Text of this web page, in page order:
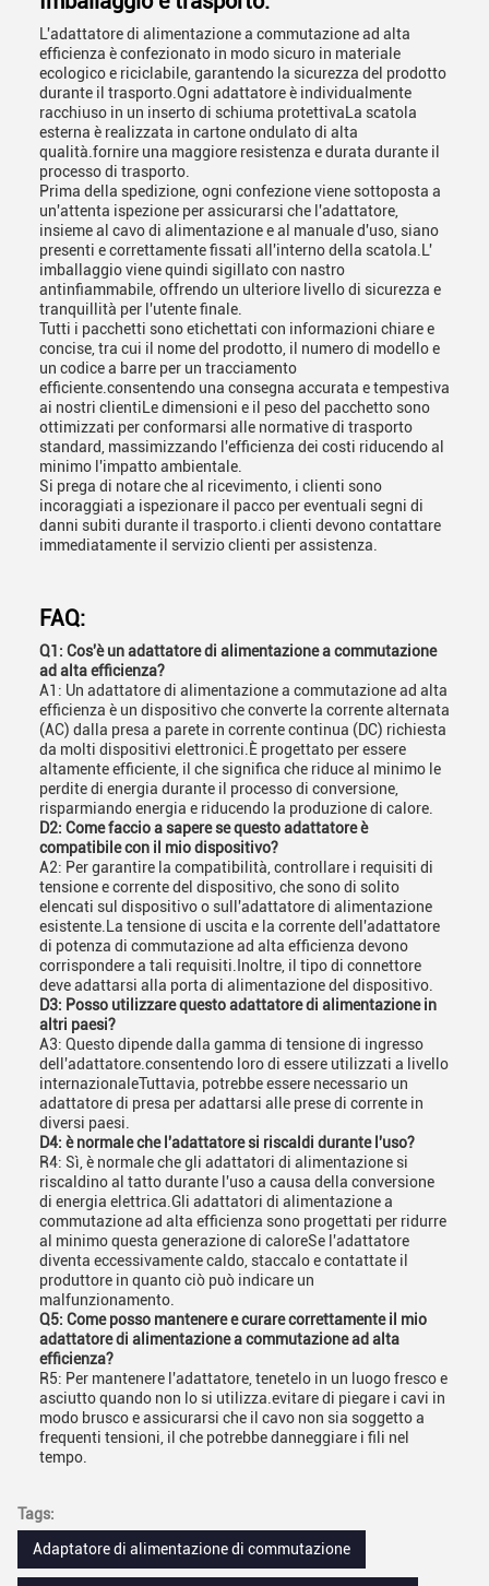
L'adattatore di alimentazione a commutazione ad alta
efficienza è confezionato in modo sicuro in materiale
ecologico e riciclabile, garantendo la sicurezza del prodotto
durante il trasporto.Ogni adattatore è individualmente
racchiuso in un inserto di schiuma protettivaLa scatola
esterna è realizzata in cartone ondulato di alta
qualità.fornire una maggiore resistenza e durata durante il
processo di trasporto.
Prima della spedizione, ogni confezione viene sottoposta a
un'attenta ispezione per assicurarsi che l'adattatore,
insieme al cavo di alimentazione e al manuale d'uso, siano
presenti e correttamente fissati all'interno della scatola.L'
imballaggio viene quindi sigillato con nastro
antinfiammabile, offrendo un ulteriore livello di sicurezza e
tranquillità per l'utente finale.
Tutti i pacchetti sono etichettati con informazioni chiare e
concise, tra cui il nome del prodotto, il numero di modello e
un codice a barre per un tracciamento
efficiente.consentendo una consegna accurata e tempestiva
ai nostri clientiLe dimensioni e il peso del pacchetto sono
ottimizzati per conformarsi alle normative di trasporto
standard, massimizzando l'efficienza dei costi riducendo al
minimo l'impatto ambientale.
Si prega di notare che al ricevimento, i clienti sono
incoraggiati a ispezionare il pacco per eventuali segni di
danni subiti durante il trasporto.i clienti devono contattare
immediatamente il servizio clienti per assistenza.
FAQ:
Q1: Cos'è un adattatore di alimentazione a commutazione
ad alta efficienza?
A1: Un adattatore di alimentazione a commutazione ad alta
efficienza è un dispositivo che converte la corrente alternata
(AC) dalla presa a parete in corrente continua (DC) richiesta
da molti dispositivi elettronici.È progettato per essere
altamente efficiente, il che significa che riduce al minimo le
perdite di energia durante il processo di conversione,
risparmiando energia e riducendo la produzione di calore.
D2: Come faccio a sapere se questo adattatore è
compatibile con il mio dispositivo?
A2: Per garantire la compatibilità, controllare i requisiti di
tensione e corrente del dispositivo, che sono di solito
elencati sul dispositivo o sull'adattatore di alimentazione
esistente.La tensione di uscita e la corrente dell'adattatore
di potenza di commutazione ad alta efficienza devono
corrispondere a tali requisiti.Inoltre, il tipo di connettore
deve adattarsi alla porta di alimentazione del dispositivo.
D3: Posso utilizzare questo adattatore di alimentazione in
altri paesi?
A3: Questo dipende dalla gamma di tensione di ingresso
dell'adattatore.consentendo loro di essere utilizzati a livello
internazionaleTuttavia, potrebbe essere necessario un
adattatore di presa per adattarsi alle prese di corrente in
diversi paesi.
D4: è normale che l'adattatore si riscaldi durante l'uso?
R4: Sì, è normale che gli adattatori di alimentazione si
riscaldino al tatto durante l'uso a causa della conversione
di energia elettrica.Gli adattatori di alimentazione a
commutazione ad alta efficienza sono progettati per ridurre
al minimo questa generazione di caloreSe l'adattatore
diventa eccessivamente caldo, staccalo e contattate il
produttore in quanto ciò può indicare un
malfunzionamento.
Q5: Come posso mantenere e curare correttamente il mio
adattatore di alimentazione a commutazione ad alta
efficienza?
R5: Per mantenere l'adattatore, tenetelo in un luogo fresco e
asciutto quando non lo si utilizza.evitare di piegare i cavi in
modo brusco e assicurarsi che il cavo non sia soggetto a
frequenti tensioni, il che potrebbe danneggiare i fili nel
tempo.
Tags:
Adaptatore di alimentazione di commutazione